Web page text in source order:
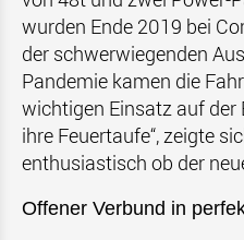
wurden Ende 2019 bei
der schwerwiegenden
Pandemie kamen die
wichtigen Einsatz auf der
ihre Feuertaufe“, zeigte
enthusiastisch ob der
Offener Verbund in